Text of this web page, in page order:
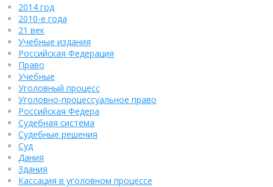
2014 год
2010-е года
21 век
Учебные издания
Российская Федерация
Право
Учебные
Уголовный процесс
Уголовно-процессуальное право
Российская Федера
Судебная система
Судебные решения
Суд
Дания
Здания
Кассация в уголовном процессе